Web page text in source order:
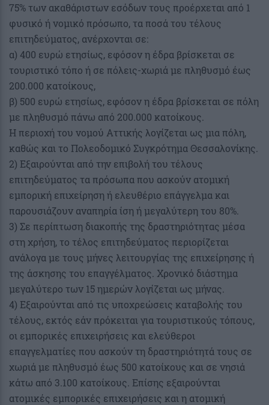
75% των ακαθάριστων εσόδων τους προέρχεται από 1
φυσικό ή νομικό πρόσωπο, τα ποσά του τέλους
επιτηδεύματος, ανέρχονται σε:
α) 400 ευρώ ετησίως, εφόσον η έδρα βρίσκεται σε
τουριστικό τόπο ή σε πόλεις-χωριά με πληθυσμό έως
200.000 κατοίκους,
β) 500 ευρώ ετησίως, εφόσον η έδρα βρίσκεται σε πόλη
με πληθυσμό πάνω από 200.000 κατοίκους.
Η περιοχή του νομού Αττικής λογίζεται ως μια πόλη,
καθώς και το Πολεοδομικό Συγκρότημα Θεσσαλονίκης.
2) Εξαιρούνται από την επιβολή του τέλους
επιτηδεύματος τα πρόσωπα που ασκούν ατομική
εμπορική επιχείρηση ή ελευθέριο επάγγελμα και
παρουσιάζουν αναπηρία ίση ή μεγαλύτερη του 80%.
3) Σε περίπτωση διακοπής της δραστηριότητας μέσα
στη χρήση, το τέλος επιτηδεύματος περιορίζεται
ανάλογα με τους μήνες λειτουργίας της επιχείρησης ή
της άσκησης του επαγγέλματος. Χρονικό διάστημα
μεγαλύτερο των 15 ημερών λογίζεται ως μήνας.
4) Εξαιρούνται από τις υποχρεώσεις καταβολής του
τέλους, εκτός εάν πρόκειται για τουριστικούς τόπους,
οι εμπορικές επιχειρήσεις και ελεύθεροι
επαγγελματίες που ασκούν τη δραστηριότητά τους σε
χωριά με πληθυσμό έως 500 κατοίκους και σε νησιά
κάτω από 3.100 κατοίκους. Επίσης εξαιρούνται
ατομικές εμπορικές επιχειρήσεις και η ατομική